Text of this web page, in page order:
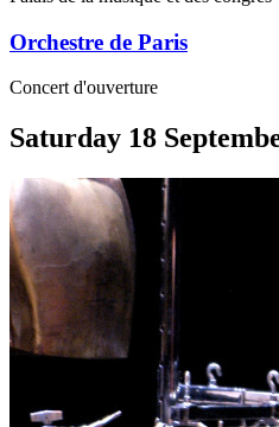
Orchestre de Paris
Concert d'ouverture
Saturday 18